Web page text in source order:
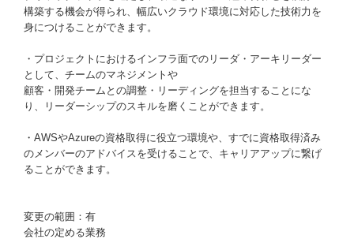
構築する機会が得られ、幅広いクラウド環境に対応した技術力を
身につけることができます。
・プロジェクトにおけるインフラ面でのリーダ・アーキリーダー
として、チームのマネジメントや
顧客・開発チームとの調整・リーディングを担当することにな
り、リーダーシップのスキルを磨くことができます。
・AWSやAzureの資格取得に役立つ環境や、すでに資格取得済み
のメンバーのアドバイスを受けることで、キャリアアップに繋げ
ることができます。
変更の範囲：有
会社の定める業務